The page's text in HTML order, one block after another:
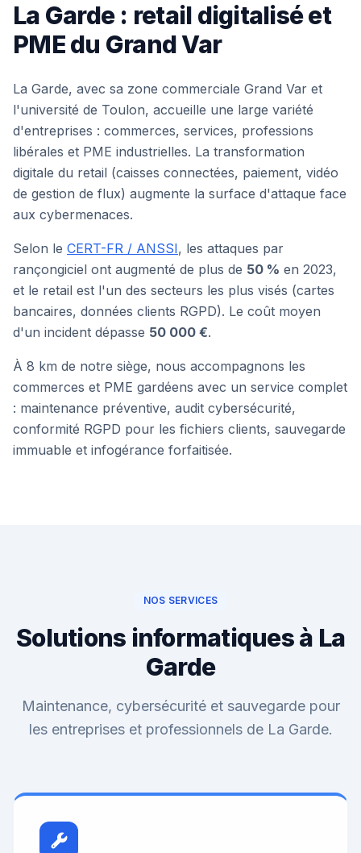
La Garde : retail digitalisé et
PME du Grand Var
La Garde, avec sa zone commerciale Grand Var et
l'université de Toulon, accueille une large variété
d'entreprises : commerces, services, professions
libérales et PME industrielles. La transformation
digitale du retail (caisses connectées, paiement, vidéo
de gestion de flux) augmente la surface d'attaque face
aux cybermenaces.
Selon le CERT-FR / ANSSI, les attaques par
rançongiciel ont augmenté de plus de 50 % en 2023,
et le retail est l'un des secteurs les plus visés (cartes
bancaires, données clients RGPD). Le coût moyen
d'un incident dépasse 50 000 €.
À 8 km de notre siège, nous accompagnons les
commerces et PME gardéens avec un service complet
: maintenance préventive, audit cybersécurité,
conformité RGPD pour les fichiers clients, sauvegarde
immuable et infogérance forfaitisée.
NOS SERVICES
Solutions informatiques à La
Garde
Maintenance, cybersécurité et sauvegarde pour
les entreprises et professionnels de La Garde.
En ligne
Bonjour ! Je suis l'assistant de HiTek
Services